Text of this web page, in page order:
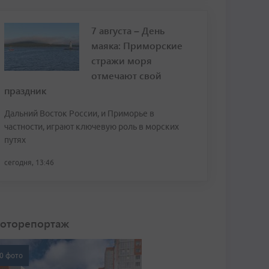
7 августа – День
маяка: Приморские
стражи моря
отмечают свой
праздник
Дальний Восток России, и Приморье в
частности, играют ключевую роль в морских
путях
сегодня, 13:46
фото